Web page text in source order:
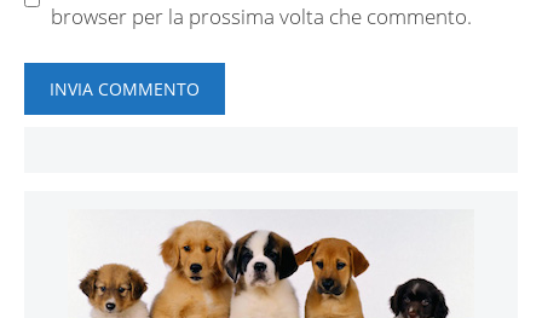
browser per la prossima volta che commento.